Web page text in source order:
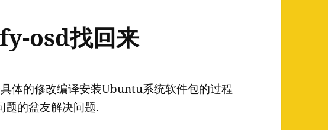
osd找回来
体的修改编译安装Ubuntu系统软件包的过程
题的盆友解决问题.